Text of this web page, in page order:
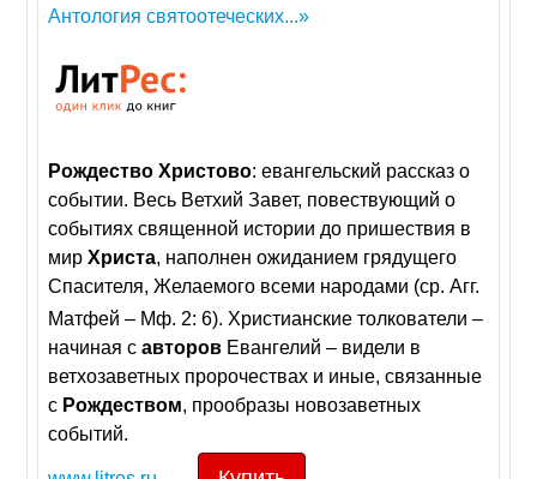
Антология святоотеческих...»
Рождество Христово: евангельский рассказ о
событии. Весь Ветхий Завет, повествующий о
событиях священной истории до пришествия в
мирХриста, наполнен ожиданием грядущего
Спасителя, Желаемого всеми народами (ср. Агг.
Матфей – Мф. 2: 6). Христианские толкователи –
начиная савторов Евангелий – видели в
ветхозаветных пророчествах и иные, связанные
с Рождеством, прообразы новозаветных
событий.